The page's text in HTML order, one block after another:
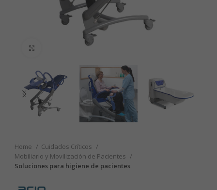
Clic para ampliar
Home
Cuidados Críticos
Mobiliario y Movilización de Pacientes
Soluciones para higiene de pacientes